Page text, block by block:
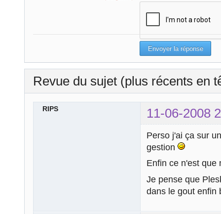
Revue du sujet (plus récents en
RIPS 11-06-2008
Perso j'ai ça sur
gestion
Enfin ce n'est que
Je pense que
dans le gout enfin